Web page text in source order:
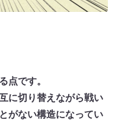
点です。
に切り替えながら戦い
がない構造になってい